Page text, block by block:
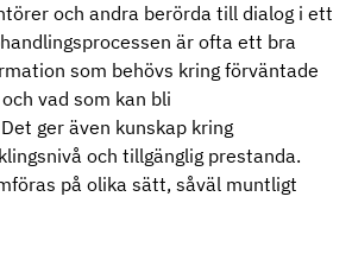
och andra berörda till dialog i ett
är ofta ett bra
som behövs kring förväntade
vad som kan bli
ger även kunskap kring
och tillgänglig prestanda.
på olika sätt, såväl muntligt